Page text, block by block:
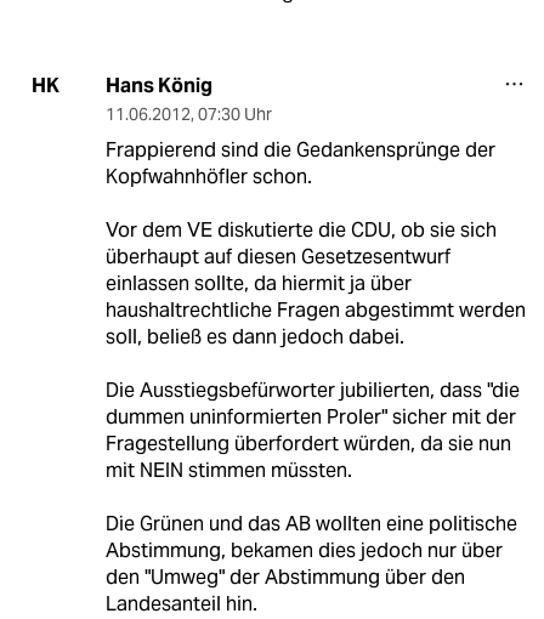
HK Hans König
11.06.2012, 07:30 Uhr
Frappierend sind die Gedankensprünge der
Kopfwahnhöfler schon.
Vor dem VE diskutierte die CDU, ob sie sich
überhaupt auf diesen Gesetzesentwurf
einlassen sollte, da hiermit ja über
haushaltrechtliche Fragen abgestimmt werden
soll, beließ es dann jedoch dabei.
Die Ausstiegsbefürworter jubilierten, dass "die
dummen uninformierten Proler" sicher mit der
Fragestellung überfordert würden, da sie nun
mit NEIN stimmen müssten.
Die Grünen und das AB wollten eine politische
Abstimmung, bekamen dies jedoch nur über
den "Umweg" der Abstimmung über den
Landesanteil hin.